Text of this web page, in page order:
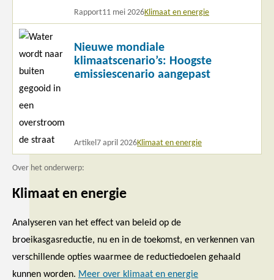
Rapport11 mei 2026Klimaat en energie
Nieuwe mondiale
klimaatscenario’s: Hoogste
emissiescenario aangepast
Artikel7 april 2026Klimaat en energie
Lees
Over het onderwerp:
Klimaat en energie
Analyseren van het effect van beleid op de
broeikasgasreductie, nu en in de toekomst, en verkennen van
verschillende opties waarmee de reductiedoelen gehaald
kunnen worden. Meer over klimaat en energie